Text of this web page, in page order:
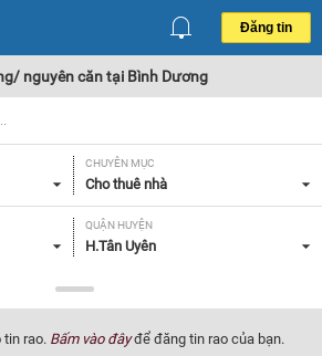
Đăng tin
nguyên căn tại Bình Dương
CHUYÊN MỤC
Cho thuê nhà
QUẬN HUYỆN
H.Tân Uyên
DIỆN TÍCH
Tất cả
TIỆN ÍCH
tin rao. Bấm vào đâyđể đăng tin rao của bạn.